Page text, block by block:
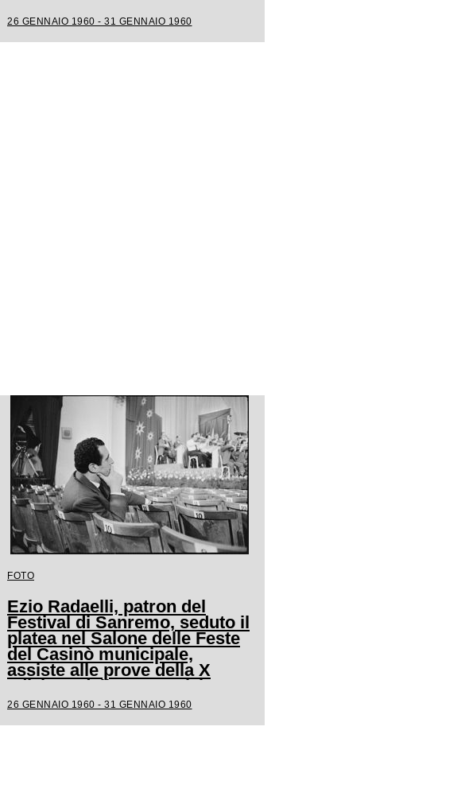
26 GENNAIO 1960 - 31 GENNAIO 1960
FOTO
Ezio Radaelli, patron del
Festival di Sanremo, seduto il
platea nel Salone delle Feste
del Casinò municipale,
assiste alle prove della X
edizione della competizione
canora
26 GENNAIO 1960 - 31 GENNAIO 1960